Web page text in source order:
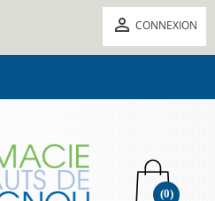
 CONNEXION
(0)